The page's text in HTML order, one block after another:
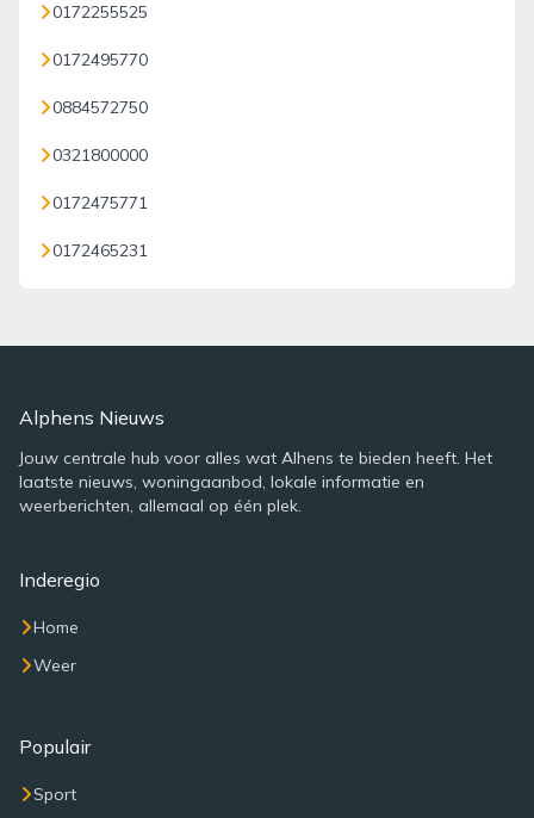
0172255525
0172495770
0884572750
0321800000
0172475771
0172465231
Alphens Nieuws
Jouw centrale hub voor alles wat Alhens te bieden heeft. Het
laatste nieuws, woningaanbod, lokale informatie en
weerberichten, allemaal op één plek.
Inderegio
Home
Weer
Populair
Sport